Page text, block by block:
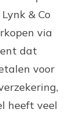
& Co
via
dat
voor
heeft veel